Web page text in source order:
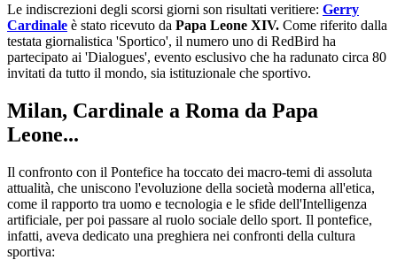
Le indiscrezioni degli scorsi giorni son risultati veritiere: Gerry
Cardinale è stato ricevuto da Papa Leone XIV. Come riferito dalla
testata giornalistica 'Sportico', il numero uno di RedBird ha
partecipato ai 'Dialogues', evento esclusivo che ha radunato circa 80
invitati da tutto il mondo, sia istituzionale che sportivo.
Milan, Cardinale a Roma da Papa
Leone...
Il confronto con il Pontefice ha toccato dei macro-temi di assoluta
attualità, che uniscono l'evoluzione della società moderna all'etica,
come il rapporto tra uomo e tecnologia e le sfide dell'Intelligenza
artificiale, per poi passare al ruolo sociale dello sport. Il pontefice,
infatti, aveva dedicato una preghiera nei confronti della cultura
sportiva: